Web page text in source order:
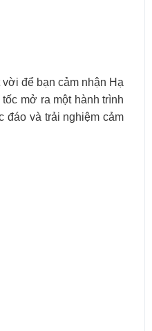
để bạn cảm nhận Hạ
mở ra một hành trình
đáo và trải nghiệm cảm